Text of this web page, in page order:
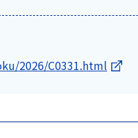
2026/C0331.html